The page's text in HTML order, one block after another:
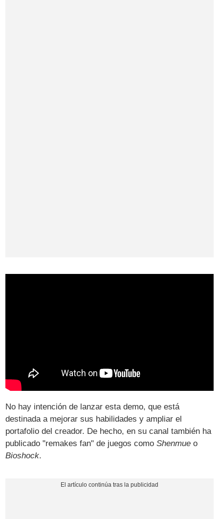
No hay intención de lanzar esta demo, que está
destinada a mejorar sus habilidades y ampliar el
portafolio del creador. De hecho, en su canal también ha
publicado "remakes fan" de juegos comoShenmue o
Bioshock.